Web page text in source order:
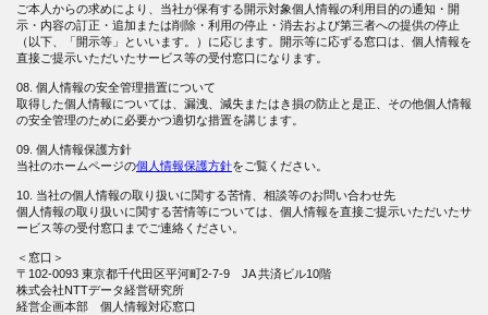
ご本人からの求めにより、当社が保有する開示対象個人情報の利用目的の通知・開
示・内容の訂正・追加または削除・利用の停止・消去および第三者への提供の停止
（以下、「開示等」といいます。）に応じます。開示等に応ずる窓口は、個人情報を
直接ご提示いただいたサービス等の受付窓口になります。
08. 個人情報の安全管理措置について
取得した個人情報については、漏洩、減失またはき損の防止と是正、その他個人情報
の安全管理のために必要かつ適切な措置を講じます。
09. 個人情報保護方針
当社のホームページの個人情報保護方針をご覧ください。
10. 当社の個人情報の取り扱いに関する苦情、相談等のお問い合わせ先
個人情報の取り扱いに関する苦情等については、個人情報を直接ご提示いただいたサ
ービス等の受付窓口までご連絡ください。
＜窓口＞
〒102-0093 東京都千代田区平河町2-7-9 JA 共済ビル10階
株式会社NTTデータ経営研究所
経営企画本部 個人情報対応窓口